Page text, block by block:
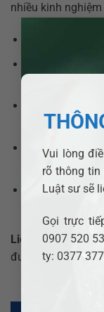
Vui lòng
rõ thông
Luật sư sẽ
Gọi trực
0907 520
ty: 0377
nhiều kinh
Hỗ trợ pháp
Tái cơ
Xây dựng hệ
doanh nghiệp.
Triển khai
Liên hệ ngay với
được sự hỗ trợ